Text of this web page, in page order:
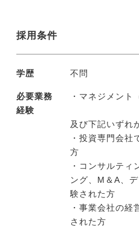
採用条件
学歴 不問
必要業務
経験
・マネジメント
及び下記いずれ
・投資専門会社
方
・コンサルティ
ング、M＆A、
験された方
・事業会社の経
された方